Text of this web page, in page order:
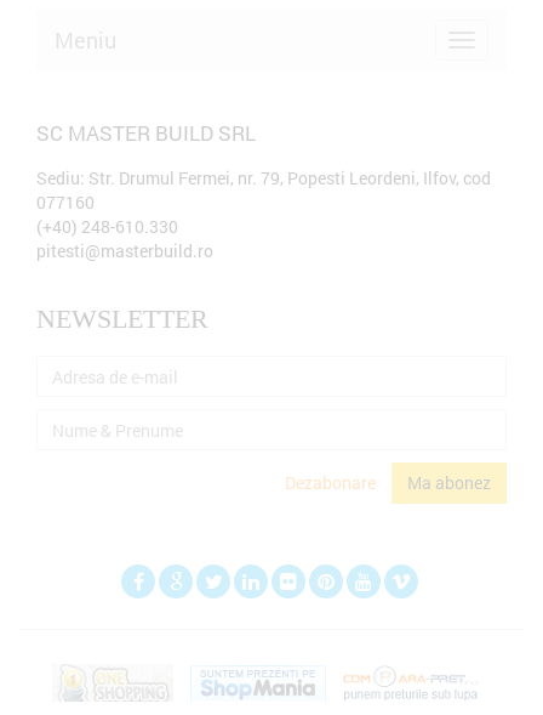
Meniu
SC MASTER BUILD SRL
Sediu: Str. Drumul Fermei, nr. 79, Popesti Leordeni, Ilfov, cod
077160
(+40) 248-610.330
pitesti@masterbuild.ro
NEWSLETTER
Ma abonez
Dezabonare